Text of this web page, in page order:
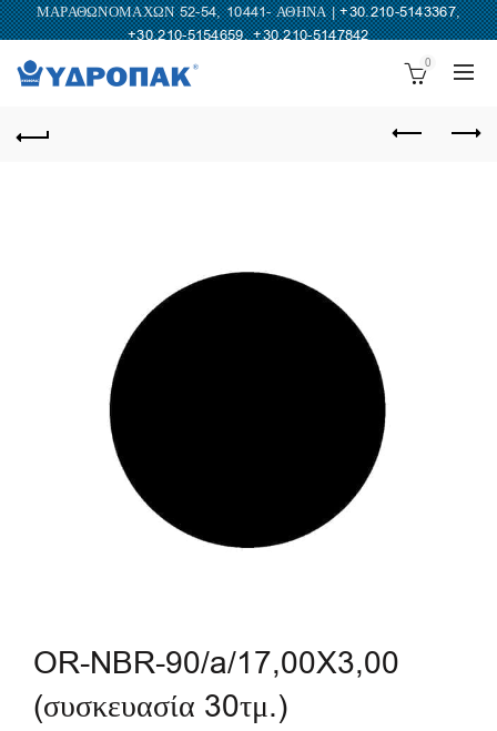
ΜΑΡΑΘΩΝΟΜΑΧΩΝ 52-54, 10441- ΑΘΗΝΑ |+30.210-5143367,
+30.210-5154659,+30.210-5147842
0
OR-NBR-90/a/17,00X3,00
(συσκευασία 30τμ.)